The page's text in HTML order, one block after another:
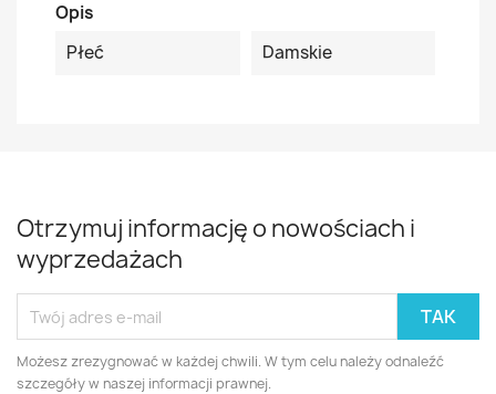
Opis
Płeć
Damskie
Otrzymuj informację o nowościach i
wyprzedażach
Możesz zrezygnować w każdej chwili. W tym celu należy odnaleźć
szczegóły w naszej informacji prawnej.